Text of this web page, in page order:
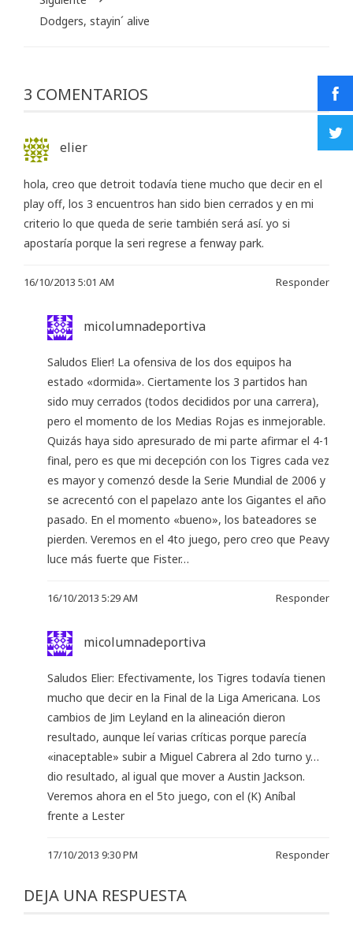
Dodgers, stayin´ alive
3 COMENTARIOS
elier
hola, creo que detroit todavía tiene mucho que decir en el
play off, los 3 encuentros han sido bien cerrados y en mi
criterio lo que queda de serie también será así. yo si
apostaría porque la seri regrese a fenway park.
16/10/2013 5:01 AM Responder
micolumnadeportiva
Saludos Elier! La ofensiva de los dos equipos ha
estado «dormida». Ciertamente los 3 partidos han
sido muy cerrados (todos decididos por una carrera),
pero el momento de los Medias Rojas es inmejorable.
Quizás haya sido apresurado de mi parte afirmar el 4-1
final, pero es que mi decepción con los Tigres cada vez
es mayor y comenzó desde la Serie Mundial de 2006 y
se acrecentó con el papelazo ante los Gigantes el año
pasado. En el momento «bueno», los bateadores se
pierden. Veremos en el 4to juego, pero creo que Peavy
luce más fuerte que Fister…
16/10/2013 5:29 AM Responder
micolumnadeportiva
Saludos Elier: Efectivamente, los Tigres todavía tienen
mucho que decir en la Final de la Liga Americana. Los
cambios de Jim Leyland en la alineación dieron
resultado, aunque leí varias críticas porque parecía
«inaceptable» subir a Miguel Cabrera al 2do turno y…
dio resultado, al igual que mover a Austin Jackson.
Veremos ahora en el 5to juego, con el (K) Aníbal
frente a Lester
17/10/2013 9:30 PM Responder
DEJA UNA RESPUESTA